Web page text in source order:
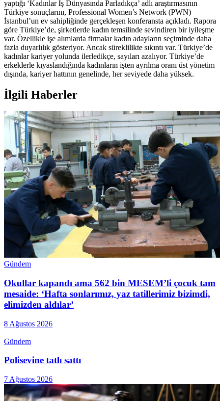
yaptığı ‘Kadınlar İş Dünyasında Parladıkça’ adlı araştırmasının
Türkiye sonuçlarını, Professional Women’s Network (PWN)
İstanbul’un ev sahipliğinde gerçekleşen konferansta açıkladı. Rapora
göre Türkiye’de, şirketlerde kadın temsilinde sevindiren bir iyileşme
var. Özellikle işe alımlarda firmalar kadın adayların seçiminde daha
fazla duyarlılık gösteriyor. Ancak süreklilikte sıkıntı var. Türkiye’de
kadınlar kariyer yolunda ilerledikçe, sayıları azalıyor. Türkiye’de
erkeklerle kıyaslandığında kadınların işten ayrılma oranı üst yönetim
dışında, kariyer hattının genelinde, her seviyede daha yüksek.
İlgili Haberler
Gündem
Okullar kapandı ama 562 bin MESEM’li çocuk tam
mesaide: ‘Hafta sonlarımız, yaz tatillerimiz bizimdi,
elimizden aldılar’
8 Ağustos 2026
Gündem
Polisevine tatlı sattı
7 Ağustos 2026